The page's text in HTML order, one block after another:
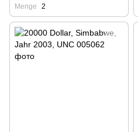
Menge 2